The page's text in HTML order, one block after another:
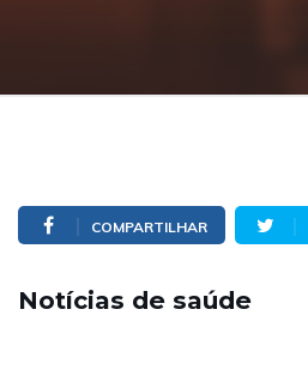
COMPARTILHAR
Notícias de saúde